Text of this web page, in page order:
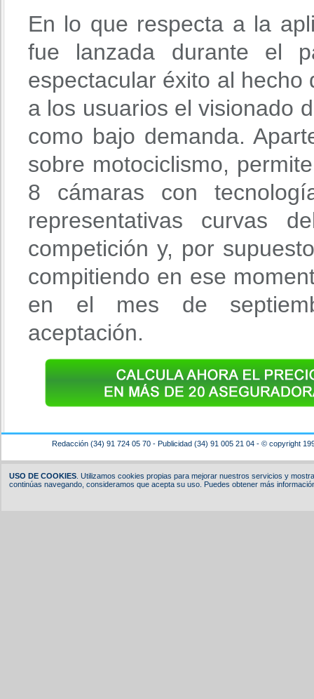
En lo que respecta a la
fue lanzada durante el
espectacular éxito al
a los usuarios el visionado
como bajo demanda.
sobre motociclismo,
8 cámaras con
representativas curvas
competición y, por
compitiendo en ese
en el mes de
aceptación.
Redacción (34) 91 724 05 70 - Publicidad (34) 91 005 21 04 - © copyright
USO DE COOKIES. Utilizamos cookies propias para mejorar nuestros servicios y
continúas navegando, consideramos que acepta su uso. Puedes obtener más